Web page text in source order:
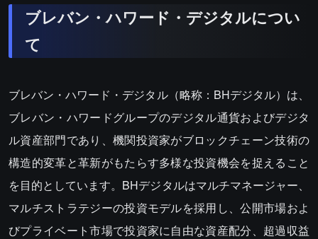
ブレバン・ハワード・デジタルについ
て
ブレバン・ハワード・デジタル（略称：BHデジタル）は、
ブレバン・ハワードグループのデジタル通貨およびデジタ
ル資産部門であり、機関投資家がブロックチェーン技術の
構造的変革と革新がもたらす多様な投資機会を捉えること
を目的としています。BHデジタルはマルチマネージャー、
マルチストラテジーの投資モデルを採用し、公開市場およ
びプライベート市場で投資家に自由な資産配分、超過収益